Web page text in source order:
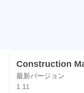
Construction
最新バージョン
1.11